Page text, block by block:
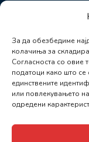
За да обезбедиме
колачиња за
Согласноста со овие
податоци како што
единствените
или повлекувањето
одредени